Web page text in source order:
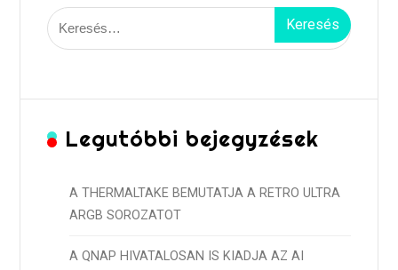
Keresés:
Legutóbbi bejegyzések
A THERMALTAKE BEMUTATJA A RETRO ULTRA
ARGB SOROZATOT
A QNAP HIVATALOSAN IS KIADJA AZ AI